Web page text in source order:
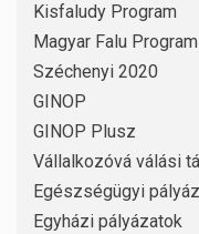
Kisfaludy Program
Magyar Falu
Széchenyi 2020
GINOP
GINOP Plusz
Vállalkozóvá válási
Egészségügyi
Egyházi pályázatok